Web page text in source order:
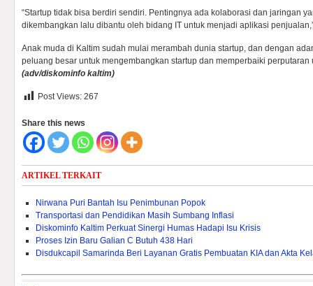
“Startup tidak bisa berdiri sendiri. Pentingnya ada kolaborasi dan jaringan
dikembangkan lalu dibantu oleh bidang IT untuk menjadi aplikasi
Anak muda di Kaltim sudah mulai merambah dunia startup, dan dengan
peluang besar untuk mengembangkan startup dan memperbaiki perputaran
(adv/diskominfo kaltim)
Post Views: 267
Share this news
ARTIKEL TERKAIT
Nirwana Puri Bantah Isu Penimbunan Popok
Transportasi dan Pendidikan Masih Sumbang Inflasi
Diskominfo Kaltim Perkuat Sinergi Humas Hadapi Isu Krisis
Proses Izin Baru Galian C Butuh 438 Hari
Disdukcapil Samarinda Beri Layanan Gratis Pembuatan KIA dan Akta